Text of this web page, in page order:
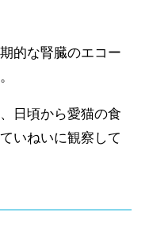
的な腎臓のエコー
日頃から愛猫の食
いねいに観察して